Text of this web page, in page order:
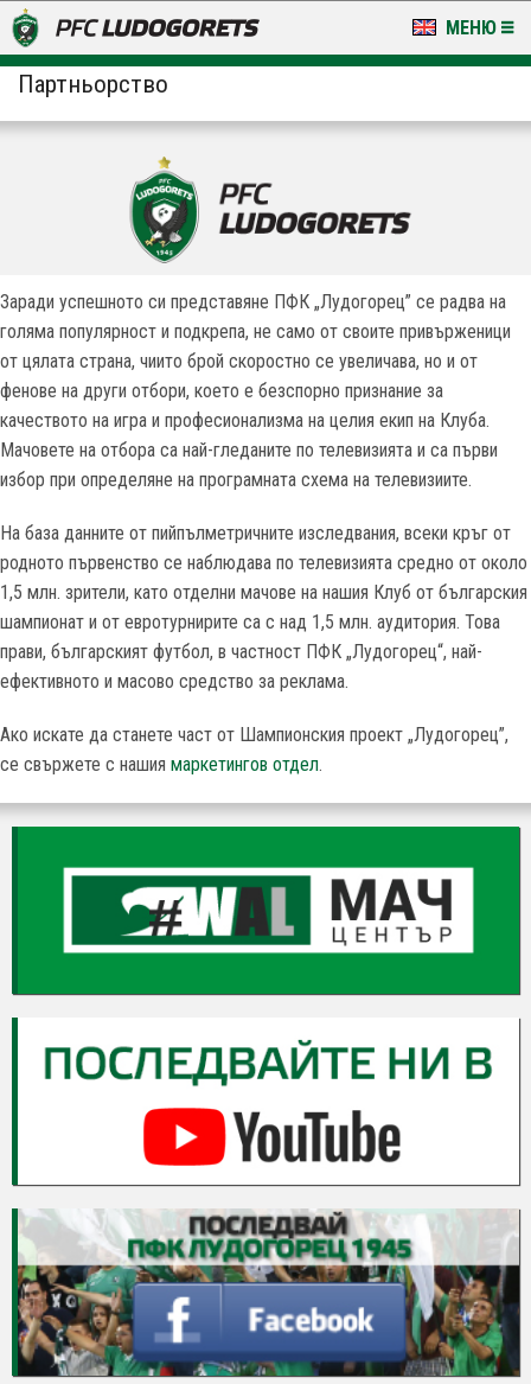
МЕНЮ
НОВИНИ & ГАЛЕРИИ
LUDOGORETS TV
КЛУБ
Партньорство
Заради успешното си представяне ПФК „Лудогорец” се радва на
голяма популярност и подкрепа, не само от своите привърженици
от цялата страна, чиито брой скоростно се увеличава, но и от
фенове на други отбори, което е безспорно признание за
качеството на игра и професионализма на целия екип на Клуба.
Мачовете на отбора са най-гледаните по телевизията и са първи
избор при определяне на програмната схема на телевизиите.
На база данните от пийпълметричните изследвания, всеки кръг от
родното първенство се наблюдава по телевизията средно от около
1,5 млн. зрители, като отделни мачове на нашия Клуб от българския
шампионат и от евротурнирите са с над 1,5 млн. аудитория. Това
прави, българският футбол, в частност ПФК „Лудогорец“, най-
ефективното и масово средство за реклама.
Ако искате да станете част от Шампионския проект „Лудогорец”,
се свържете с нашия маркетингов отдел.